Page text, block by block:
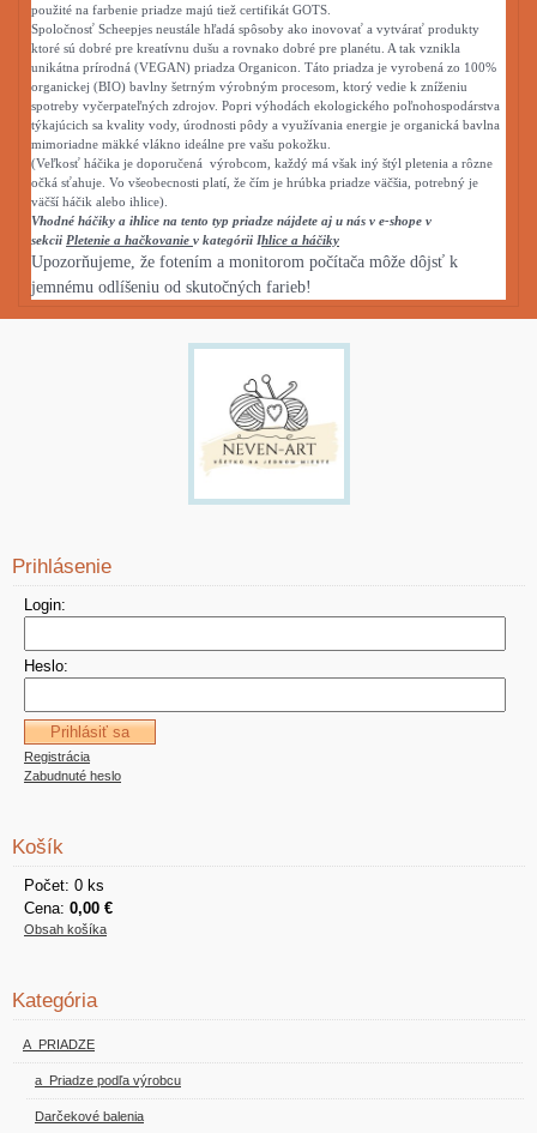
použité na farbenie priadze majú tiež certifikát GOTS.
Spoločnosť Scheepjes neustále hľadá spôsoby ako inovovať a vytvárať produkty
ktoré sú dobré pre kreatívnu dušu a rovnako dobré pre planétu. A tak vznikla
unikátna prírodná (VEGAN) priadza Organicon. Táto priadza je vyrobená zo 100%
organickej (BIO) bavlny šetrným výrobným procesom, ktorý vedie k zníženiu
spotreby vyčerpateľných zdrojov. Popri výhodách ekologického poľnohospodárstva
týkajúcich sa kvality vody, úrodnosti pôdy a využívania energie je organická bavlna
mimoriadne mäkké vlákno ideálne pre vašu pokožku.
(Veľkosť háčika je doporučená výrobcom, každý má však iný štýl pletenia a rôzne
očká sťahuje. Vo všeobecnosti platí, že čím je hrúbka priadze väčšia, potrebný je
väčší háčik alebo ihlice).
Vhodné háčiky a ihlice na tento typ priadze nájdete aj u nás v e-shope v
sekcii Pletenie a hačkovanie v kategórii Ihlice a háčiky
Upozorňujeme, že fotením a monitorom počítača môže dôjsť k
jemnému odlíšeniu od skutočných farieb!
Prihlásenie
Login:
Heslo:
Registrácia
Zabudnuté heslo
Košík
Počet: 0 ks
Cena: 0,00 €
Obsah košíka
Kategória
A_PRIADZE
a_Priadze podľa výrobcu
Darčekové balenia